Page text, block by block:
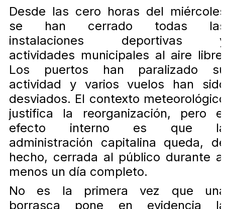
Desde las cero horas del
se han cerrado todas
instalaciones deportivas
actividades municipales al aire
Los puertos han paralizado
actividad y varios vuelos han
desviados. El contexto
justifica la reorganización, pero
efecto interno es que
administración capitalina queda,
hecho, cerrada al público durante
menos un día completo.
No es la primera vez que
borrasca pone en evidencia